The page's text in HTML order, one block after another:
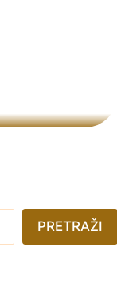
PRETRAŽI